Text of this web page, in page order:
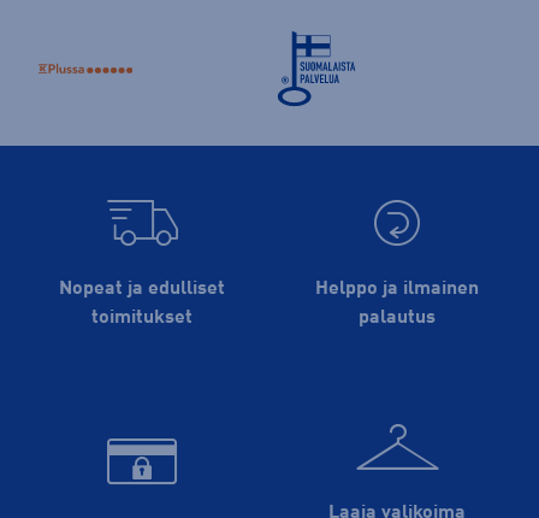
Nopeat ja edulliset
toimitukset
Helppo ja ilmainen
palautus
Laaja valikoima